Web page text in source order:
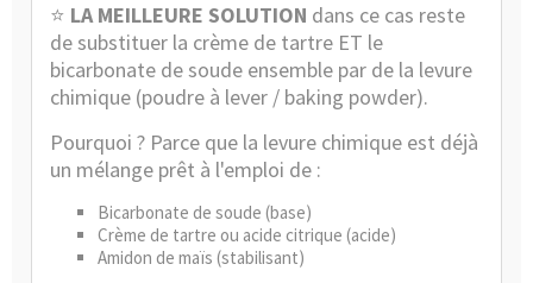
⭐ LA MEILLEURE SOLUTION dans ce cas reste
de substituer la crème de tartre ET le
bicarbonate de soude ensemble par de la levure
chimique (poudre à lever / baking powder).
Pourquoi ? Parce que la levure chimique est déjà
un mélange prêt à l'emploi de :
Bicarbonate de soude (base)
Crème de tartre ou acide citrique (acide)
Amidon de maïs (stabilisant)